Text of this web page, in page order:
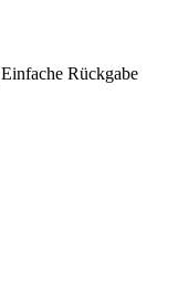
Einfache Rückgabe